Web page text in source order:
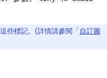
些標記。(詳情請參閱「 自訂圖